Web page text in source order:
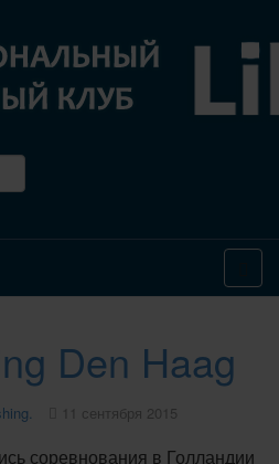
Den Haag
11 сентября 2015
соревнования в Голландии